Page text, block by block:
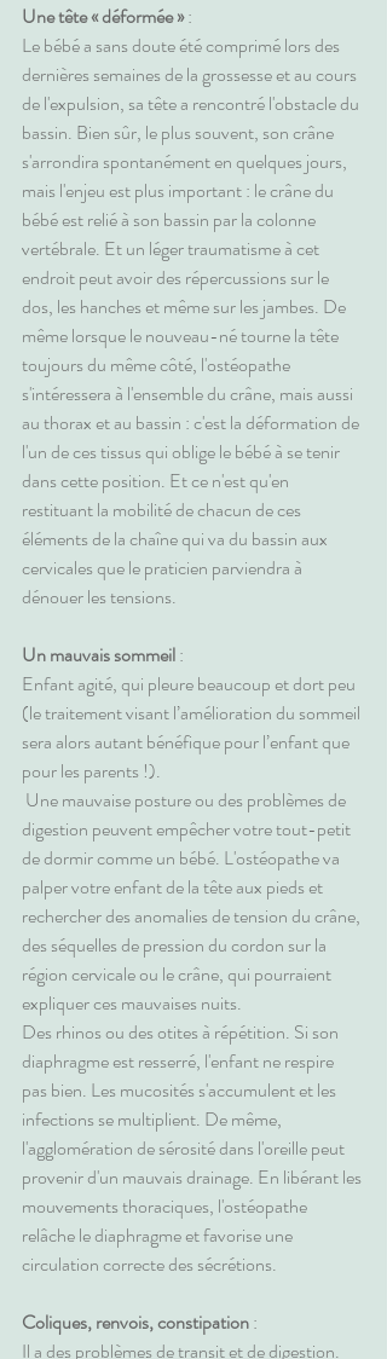
Une tête « déformée » :
Le bébé a sans doute été comprimé lors des
dernières semaines de la grossesse et au cours
de l'expulsion, sa tête a rencontré l'obstacle du
bassin. Bien sûr, le plus souvent, son crâne
s'arrondira spontanément en quelques jours,
mais l'enjeu est plus important : le crâne du
bébé est relié à son bassin par la colonne
vertébrale. Et un léger traumatisme à cet
endroit peut avoir des répercussions sur le
dos, les hanches et même sur les jambes. De
même lorsque le nouveau-né tourne la tête
toujours du même côté, l'ostéopathe
s'intéressera à l'ensemble du crâne, mais aussi
au thorax et au bassin : c'est la déformation de
l'un de ces tissus qui oblige le bébé à se tenir
dans cette position. Et ce n'est qu'en
restituant la mobilité de chacun de ces
éléments de la chaîne qui va du bassin aux
cervicales que le praticien parviendra à
dénouer les tensions.
Un mauvais sommeil :
Enfant agité, qui pleure beaucoup et dort peu
(le traitement visant l’amélioration du sommeil
sera alors autant bénéfique pour l’enfant que
pour les parents !).
digestion peuvent empêcher votre tout-petit
de dormir comme un bébé. L'ostéopathe va
palper votre enfant de la tête aux pieds et
rechercher des anomalies de tension du crâne,
des séquelles de pression du cordon sur la
région cervicale ou le crâne, qui pourraient
expliquer ces mauvaises nuits.
Des rhinos ou des otites à répétition. Si son
diaphragme est resserré, l'enfant ne respire
pas bien. Les mucosités s'accumulent et les
infections se multiplient. De même,
l'agglomération de sérosité dans l'oreille peut
provenir d'un mauvais drainage. En libérant les
mouvements thoraciques, l'ostéopathe
relâche le diaphragme et favorise une
circulation correcte des sécrétions.
Coliques, renvois, constipation :
Il a des problèmes de transit et de digestion.